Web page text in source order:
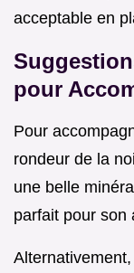
acceptable en
pour
Pour
rondeur de la
une belle
parfait pour son